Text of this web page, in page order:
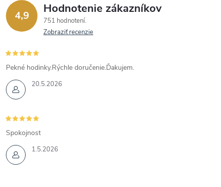
4,9 Hodnotenie zákazníkov
751 hodnotení
Zobraziť recenzie
20.5.2026
Pekné hodinky.Rýchle doručenie.Ďakujem.
1.5.2026
Spokojnost